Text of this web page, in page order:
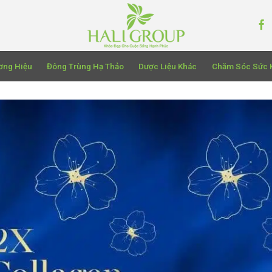
Hiệu Đông Trùng Hạ Thảo Dược Liệu Khác Chăm Sóc Sức